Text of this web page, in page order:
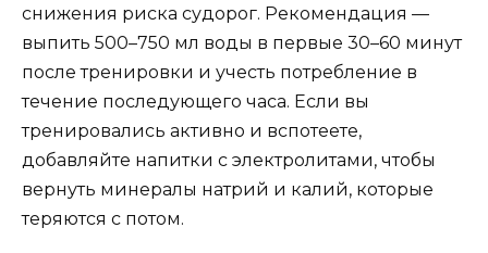
снижения риска судорог. Рекомендация —
выпить 500–750 мл воды в первые 30–60 минут
после тренировки и учесть потребление в
течение последующего часа. Если вы
тренировались активно и вспотеете,
добавляйте напитки с электролитами, чтобы
вернуть минералы натрий и калий, которые
теряются с потом.